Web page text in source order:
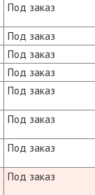
Под заказ
Под заказ
Под заказ
Под заказ
Под заказ
Под заказ
Под заказ
Под заказ